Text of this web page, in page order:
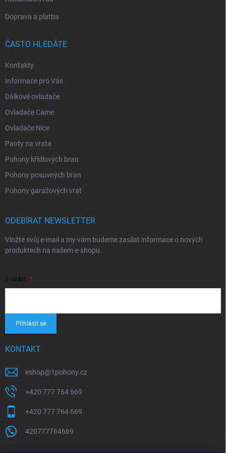
Doprava a platba
ČASTO HLEDÁTE
Kontakty
Informace pro Vás
Dálkové ovladače
Ovladače Came
Ovladače Nice
Panty na vrata
Pohony křídlových bran
Pohony posuvných bran
Pohony garážových vrat
ODEBÍRAT NEWSLETTER
Vložte svůj e-mail a my vám budeme zasílat informace o nových
produktech na našem e-shopu.
E-MAIL
Přihlásit se
KONTAKT
eshop@1pohony.cz
+420 777 764 669
+420 777 764 669
420777764669